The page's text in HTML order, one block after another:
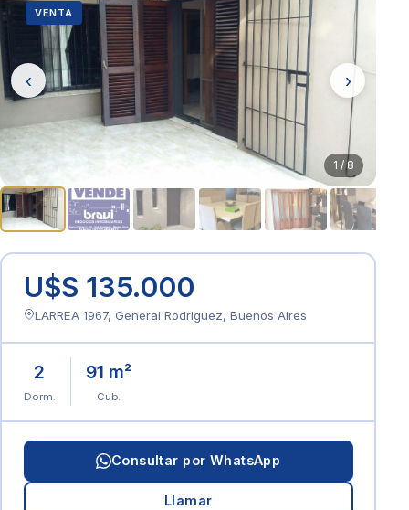
‹ ›
1 / 8
VENTA
U$S 135.000
LARREA 1967, General Rodriguez, Buenos Aires
2
Dorm.
91 m²
Cub.
Consultar por WhatsApp
Llamar